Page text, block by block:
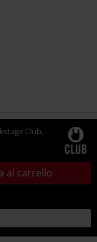
Club,
al carrello